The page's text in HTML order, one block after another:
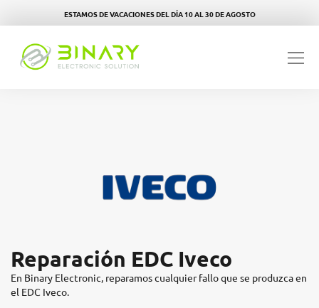
ESTAMOS DE VACACIONES DEL DÍA 10 AL 30 DE AGOSTO
Reparación EDC Iveco
En Binary Electronic, reparamos cualquier fallo que se produzca en
el EDC Iveco.